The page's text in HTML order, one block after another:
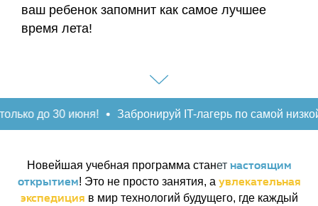
ваш ребенок запомнит как самое лучшее
время лета!
30 июня! Забронируй IT-лагерь по самой низкой цене
Новейшая учебная программа станет настоящим
открытием! Это не просто занятия, а увлекательная
экспедиция в мир технологий будущего, где каждый